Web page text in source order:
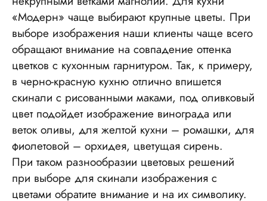
«Модерн» чаще выбирают крупные цветы. При
выборе изображения наши клиенты чаще всего
обращают внимание на совпадение оттенка
цветков с кухонным гарнитуром. Так, к примеру,
в черно-красную кухню отлично впишется
скинали с рисованными маками, под оливковый
цвет подойдет изображение винограда или
веток оливы, для желтой кухни – ромашки, для
фиолетовой – орхидея, цветущая сирень.
При таком разнообразии цветовых решений
при выборе для скинали изображения с
цветами обратите внимание и на их символику.